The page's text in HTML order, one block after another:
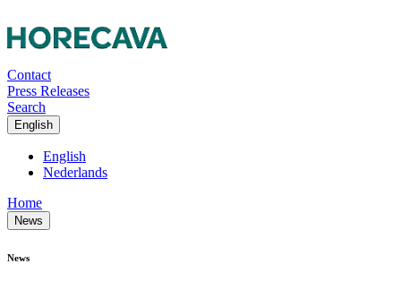
Contact
Press Releases
Search
English
English
Nederlands
Home
News
News